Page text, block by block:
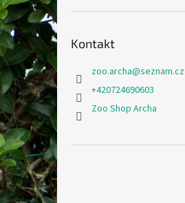
Kontakt
zoo.archa@seznam.cz
+420724690603
Zoo Shop Archa